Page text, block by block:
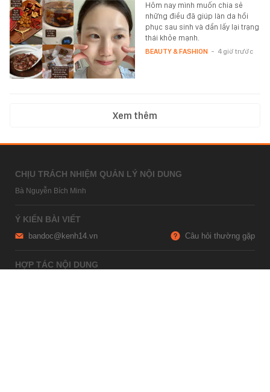
Hôm nay mình muốn chia sẻ
những điều đã giúp làn da hồi
phục sau sinh và dần lấy lại trạng
thái khỏe mạnh.
BEAUTY & FASHION - 4 giờ trước
Xem thêm
CHỊU TRÁCH NHIỆM QUẢN LÝ NỘI DUNG
Bà Nguyễn Bích Minh
Ý KIẾN BÀI VIẾT
bandoc@kenh14.vn Câu hỏi thường gặp
HỢP TÁC NỘI DUNG